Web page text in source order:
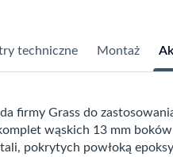
techniczne Montaż
firmy Grass do
wąskich 13 mm
pokrytych powłoką